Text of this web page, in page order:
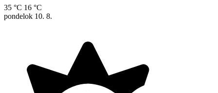
35 °C 16 °C
pondelok 10. 8.